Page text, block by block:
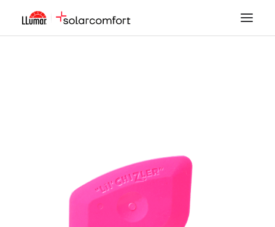
TINTADO DE LUNAS
PPF
ACCESORIOS